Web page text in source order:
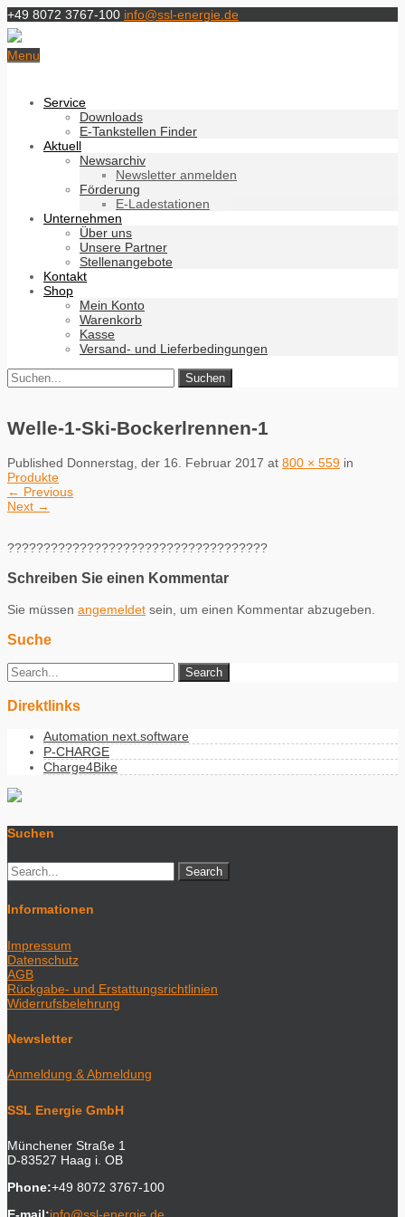
+49 8072 3767-100 info@ssl-energie.de
Menu
Service
Downloads
E-Tankstellen Finder
Aktuell
Newsarchiv
Newsletter anmelden
Förderung
E-Ladestationen
Unternehmen
Über uns
Unsere Partner
Stellenangebote
Kontakt
Shop
Mein Konto
Warenkorb
Kasse
Versand- und Lieferbedingungen
Welle-1-Ski-Bockerlrennen-1
Published Donnerstag, der 16. Februar 2017 at 800 × 559 in
Produkte
← Previous
Next →
????????????????????????????????????
Schreiben Sie einen Kommentar
Sie müssen angemeldet sein, um einen Kommentar abzugeben.
Suche
Direktlinks
Automation next.software
P-CHARGE
Charge4Bike
Suchen
Informationen
Impressum
Datenschutz
AGB
Rückgabe- und Erstattungsrichtlinien
Widerrufsbelehrung
Newsletter
Anmeldung & Abmeldung
SSL Energie GmbH
Münchener Straße 1
D-83527 Haag i. OB
Phone:+49 8072 3767-100